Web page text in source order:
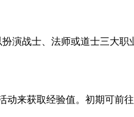
演战士、法师或道士三大
来获取经验值。初期可前